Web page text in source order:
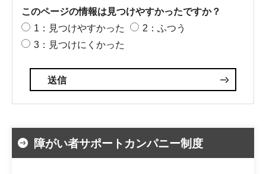
このページの情報は見つけやすかったですか？
1：見つけやすかった
2：ふつう
3：見つけにくかった
障がい者サポートカンパニー制度